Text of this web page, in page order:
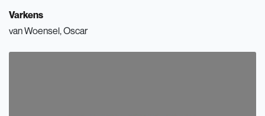
Varkens
van Woensel, Oscar